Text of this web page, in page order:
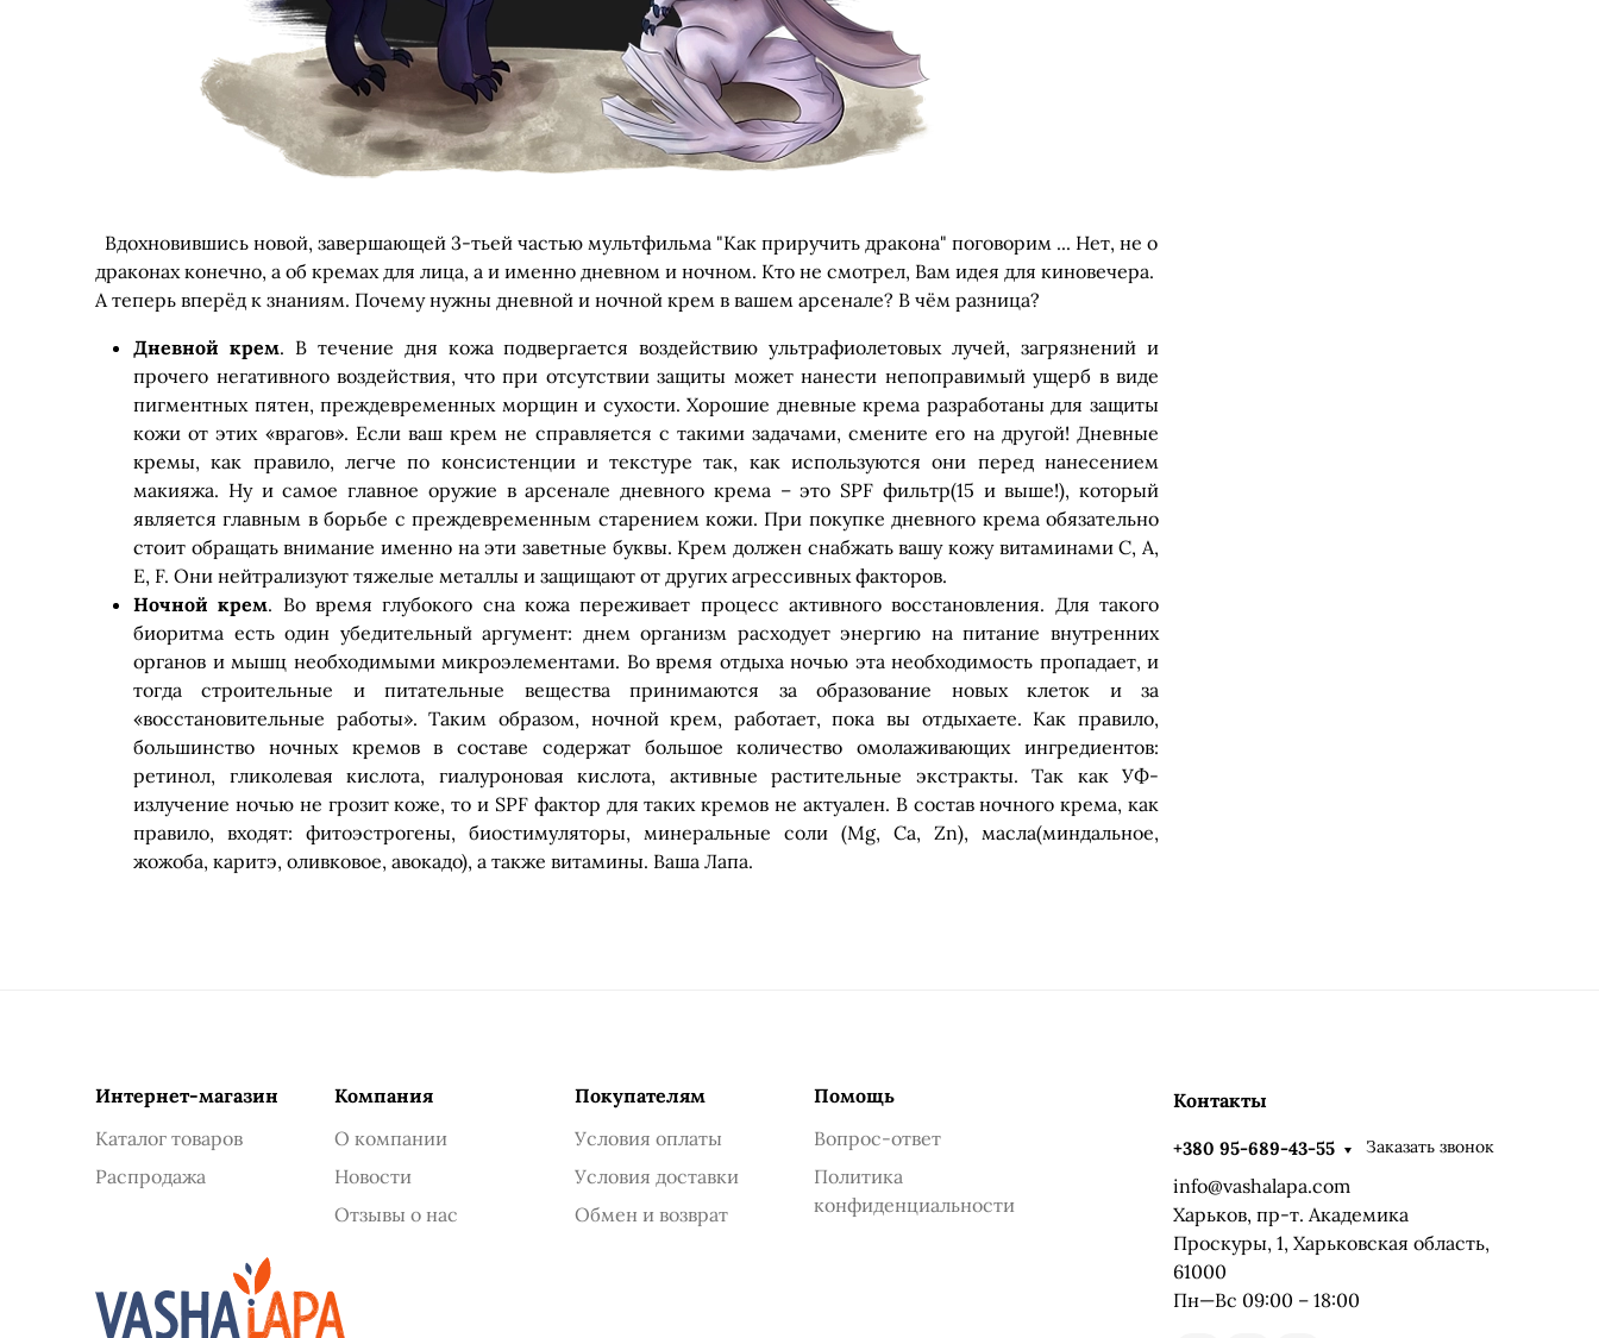
Вдохновившись новой, завершающей 3-тьей частью мультфильма "Как приручить дракона" поговорим ... Нет, не о
драконах конечно, а об кремах для лица, а и именно дневном и ночном. Кто не смотрел, Вам идея для киновечера.
А теперь вперёд к знаниям. Почему нужны дневной и ночной крем в вашем арсенале? В чём разница?
Дневной крем. В течение дня кожа подвергается воздействию ультрафиолетовых лучей, загрязнений и
прочего негативного воздействия, что при отсутствии защиты может нанести непоправимый ущерб в виде
пигментных пятен, преждевременных морщин и сухости. Хорошие дневные крема разработаны для защиты
кожи от этих «врагов». Если ваш крем не справляется с такими задачами, смените его на другой! Дневные
кремы, как правило, легче по консистенции и текстуре так, как используются они перед нанесением
макияжа. Ну и самое главное оружие в арсенале дневного крема – это SPF фильтр(15 и выше!), который
является главным в борьбе с преждевременным старением кожи. При покупке дневного крема обязательно
стоит обращать внимание именно на эти заветные буквы. Крем должен снабжать вашу кожу витаминами С, А,
Е, F. Они нейтрализуют тяжелые металлы и защищают от других агрессивных факторов.
Ночной крем. Во время глубокого сна кожа переживает процесс активного восстановления. Для такого
биоритма есть один убедительный аргумент: днем организм расходует энергию на питание внутренних
органов и мышц необходимыми микроэлементами. Во время отдыха ночью эта необходимость пропадает, и
тогда строительные и питательные вещества принимаются за образование новых клеток и за
«восстановительные работы». Таким образом, ночной крем, работает, пока вы отдыхаете. Как правило,
большинство ночных кремов в составе содержат большое количество омолаживающих ингредиентов:
ретинол, гликолевая кислота, гиалуроновая кислота, активные растительные экстракты. Так как УФ-
излучение ночью не грозит коже, то и SPF фактор для таких кремов не актуален. В состав ночного крема, как
правило, входят: фитоэстрогены, биостимуляторы, минеральные соли (Mg, Ca, Zn), масла(миндальное,
жожоба, каритэ, оливковое, авокадо), а также витамины. Ваша Лапа.
Интернет-магазин
Каталог товаров
Распродажа
Компания
О компании
Новости
Отзывы о нас
Покупателям
Условия оплаты
Условия доставки
Обмен и возврат
Помощь
Вопрос-ответ
Политика
конфиденциальности
Контакты
+380 95-689-43-55 Заказать звонок
info@vashalapa.com
Харьков, пр-т. Академика
Проскуры, 1, Харьковская область,
61000
Пн—Вс 09:00 – 18:00